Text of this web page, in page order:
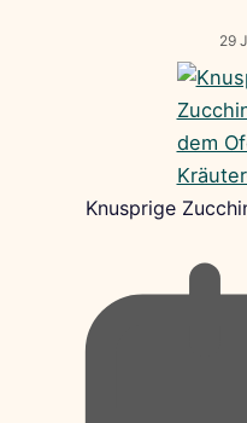
29
Knusprige